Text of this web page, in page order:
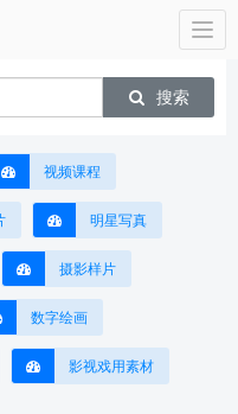
搜索
视频课程
明星写真
摄影样片
数字绘画
影视戏用素材